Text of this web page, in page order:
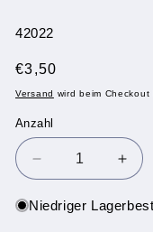
SKU:
42022
Normaler
Preis
€3,50
Versand wird beim Checkout
Anzahl
Anzahl
Verringere
die
Menge
die
Niedriger